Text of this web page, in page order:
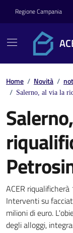
Regione Campania
Home / Novità /
/ Salerno, al via la
Dettagli
ACER
Interventi su
milioni di euro.
degli alloggi,